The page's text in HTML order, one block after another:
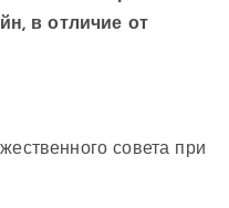
в отличие от
совета при